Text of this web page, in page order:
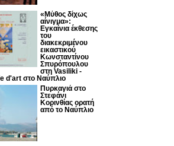
«Μύθος δίχως
αίνιγμα»:
Εγκαίνια έκθεσης
του
διακεκριμένου
εικαστικού
Κωνσταντίνου
Σπυρόπουλου
στη Vasiliki -
d'art στο Ναύπλιο
Πυρκαγιά στο
Στεφάνι
Κορινθίας ορατή
από το Ναύπλιο